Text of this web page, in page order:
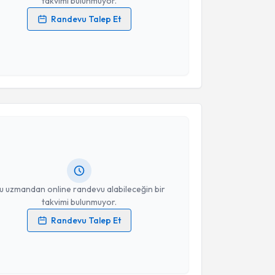
Randevu Talep Et
verilerimin işlenmesine ilişkinAydınlatma Metni
uzmandan online randevu alabileceğin bir
takvimi bulunmuyor.
Randevu Talep Et
verilerimin işlenmesine ilişkinAydınlatma Metni